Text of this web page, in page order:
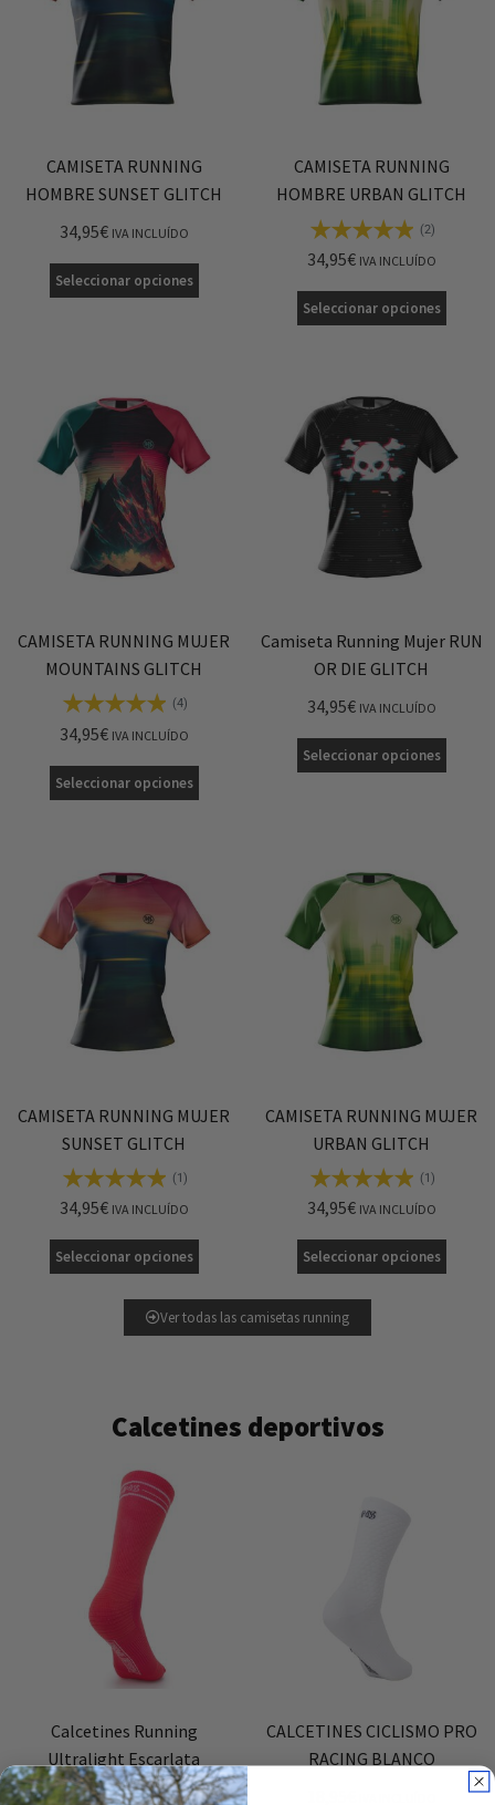
CAMISETA RUNNING
HOMBRE SUNSET GLITCH
34,95€ IVA INCLUÍDO
Seleccionar opciones
CAMISETA RUNNING
HOMBRE URBAN GLITCH
(2)
34,95€ IVA INCLUÍDO
Seleccionar opciones
CAMISETA RUNNING MUJER
MOUNTAINS GLITCH
(4)
34,95€ IVA INCLUÍDO
Seleccionar opciones
Camiseta Running Mujer RUN
OR DIE GLITCH
34,95€ IVA INCLUÍDO
Seleccionar opciones
CAMISETA RUNNING MUJER
SUNSET GLITCH
(1)
34,95€ IVA INCLUÍDO
Seleccionar opciones
CAMISETA RUNNING MUJER
URBAN GLITCH
(1)
34,95€ IVA INCLUÍDO
Seleccionar opciones
Ver todas las camisetas running
Calcetines deportivos
Calcetines Running
Ultralight Escarlata
18,95€ IVA INCLUÍDO
CALCETINES CICLISMO PRO
RACING BLANCO